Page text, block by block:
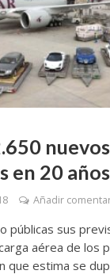
nuevos
en 20 años
Añadir
públicas sus
aérea de los
que estima se